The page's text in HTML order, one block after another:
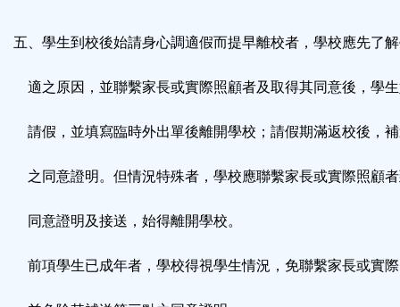
五、學生到校後始請身心調適假而提早離校者，學校應先了
適之原因，並聯繫家長或實際照顧者及取得其同意後，學
請假，並填寫臨時外出單後離開學校；請假期滿返校後，
之同意證明。但情況特殊者，學校應聯繫家長或實際照顧
同意證明及接送，始得離開學校。
前項學生已成年者，學校得視學生情況，免聯繫家長或實